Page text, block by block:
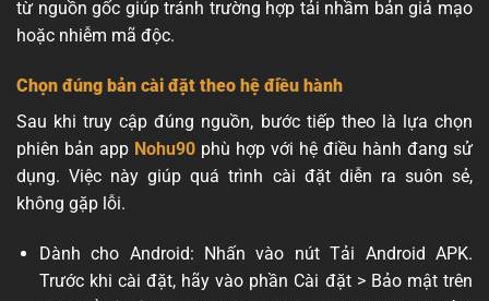
từ nguồn gốc giúp tránh trường hợp tải nhầm bản giả mạo
hoặc nhiễm mã độc.
Chọn đúng bản cài đặt theo hệ điều hành
Sau khi truy cập đúng nguồn, bước tiếp theo là lựa chọn
phiên bản app Nohu90 phù hợp với hệ điều hành đang sử
dụng. Việc này giúp quá trình cài đặt diễn ra suôn sẻ,
không gặp lỗi.
Dành cho Android: Nhấn vào nút Tải Android APK.
Trước khi cài đặt, hãy vào phần Cài đặt > Bảo mật trên